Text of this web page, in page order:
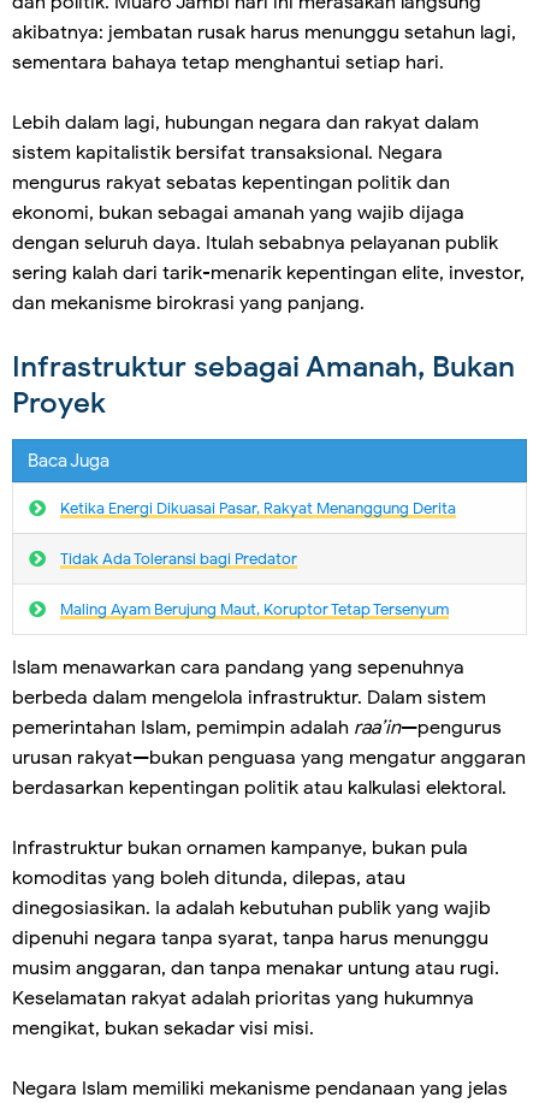
akibatnya: jembatan rusak harus menunggu setahun lagi,
sementara bahaya tetap menghantui setiap hari.
Lebih dalam lagi, hubungan negara dan rakyat dalam
sistem kapitalistik bersifat transaksional. Negara
mengurus rakyat sebatas kepentingan politik dan
ekonomi, bukan sebagai amanah yang wajib dijaga
dengan seluruh daya. Itulah sebabnya pelayanan publik
sering kalah dari tarik-menarik kepentingan elite, investor,
dan mekanisme birokrasi yang panjang.
Infrastruktur sebagai Amanah, Bukan
Proyek
Baca Juga
Ketika Energi Dikuasai Pasar, Rakyat Menanggung Derita
Tidak Ada Toleransi bagi Predator
Maling Ayam Berujung Maut, Koruptor Tetap Tersenyum
Islam menawarkan cara pandang yang sepenuhnya
berbeda dalam mengelola infrastruktur. Dalam sistem
pemerintahan Islam, pemimpin adalah raa’in—pengurus
urusan rakyat—bukan penguasa yang mengatur anggaran
berdasarkan kepentingan politik atau kalkulasi elektoral.
Infrastruktur bukan ornamen kampanye, bukan pula
komoditas yang boleh ditunda, dilepas, atau
dinegosiasikan. Ia adalah kebutuhan publik yang wajib
dipenuhi negara tanpa syarat, tanpa harus menunggu
musim anggaran, dan tanpa menakar untung atau rugi.
Keselamatan rakyat adalah prioritas yang hukumnya
mengikat, bukan sekadar visi misi.
Negara Islam memiliki mekanisme pendanaan yang jelas